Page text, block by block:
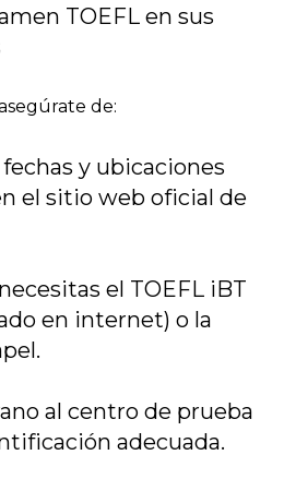
TOEFL en sus
de:
y ubicaciones
el sitio web oficial de
el TOEFL iBT
en internet) o la
al centro de prueba
adecuada.